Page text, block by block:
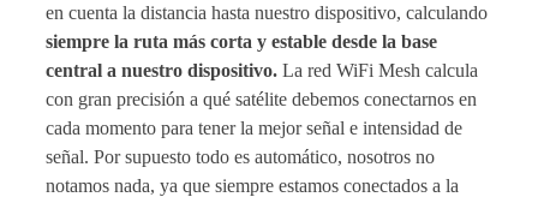
en cuenta la distancia hasta nuestro dispositivo, calculando
siempre la ruta más corta y estable desde la base
central a nuestro dispositivo. La red WiFi Mesh calcula
con gran precisión a qué satélite debemos conectarnos en
cada momento para tener la mejor señal e intensidad de
señal. Por supuesto todo es automático, nosotros no
notamos nada, ya que siempre estamos conectados a la